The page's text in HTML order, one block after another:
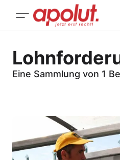
Eine Sammlung von 1